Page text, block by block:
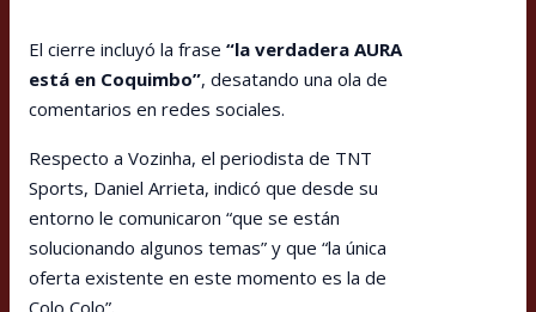
El cierre incluyó la frase “la verdadera AURA
está en Coquimbo”, desatando una ola de
comentarios en redes sociales.
Respecto a Vozinha, el periodista de TNT
Sports, Daniel Arrieta, indicó que desde su
entorno le comunicaron “que se están
solucionando algunos temas” y que “la única
oferta existente en este momento es la de